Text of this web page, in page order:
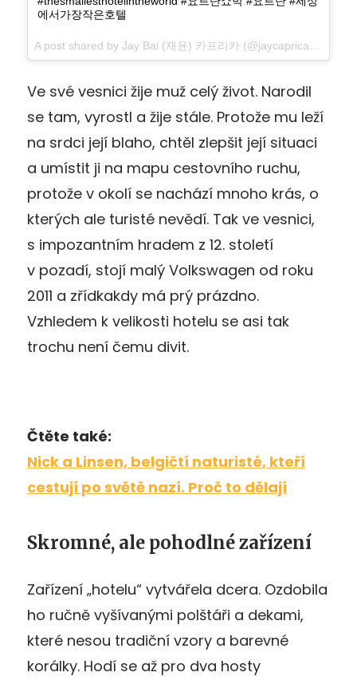
에서가장작은호텔
Ve své vesnici žije muž celý život. Narodil
se tam, vyrostl a žije stále. Protože mu leží
na srdci její blaho, chtěl zlepšit její situaci
a umístit ji na mapu cestovního ruchu,
protože v okolí se nachází mnoho krás, o
kterých ale turisté nevědí. Tak ve vesnici,
s impozantním hradem z 12. století
v pozadí, stojí malý Volkswagen od roku
2011 a zřídkakdy má prý prázdno.
Vzhledem k velikosti hotelu se asi tak
trochu není čemu divit.
Čtěte také:
Nick a Linsen, belgičtí naturisté, kteří
cestují po světě nazí. Proč to dělají
Skromné, ale pohodlné zařízení
Zařízení „hotelu“ vytvářela dcera. Ozdobila
ho ručně vyšívanými polštáři a dekami,
které nesou tradiční vzory a barevné
korálky. Hodí se až pro dva hosty